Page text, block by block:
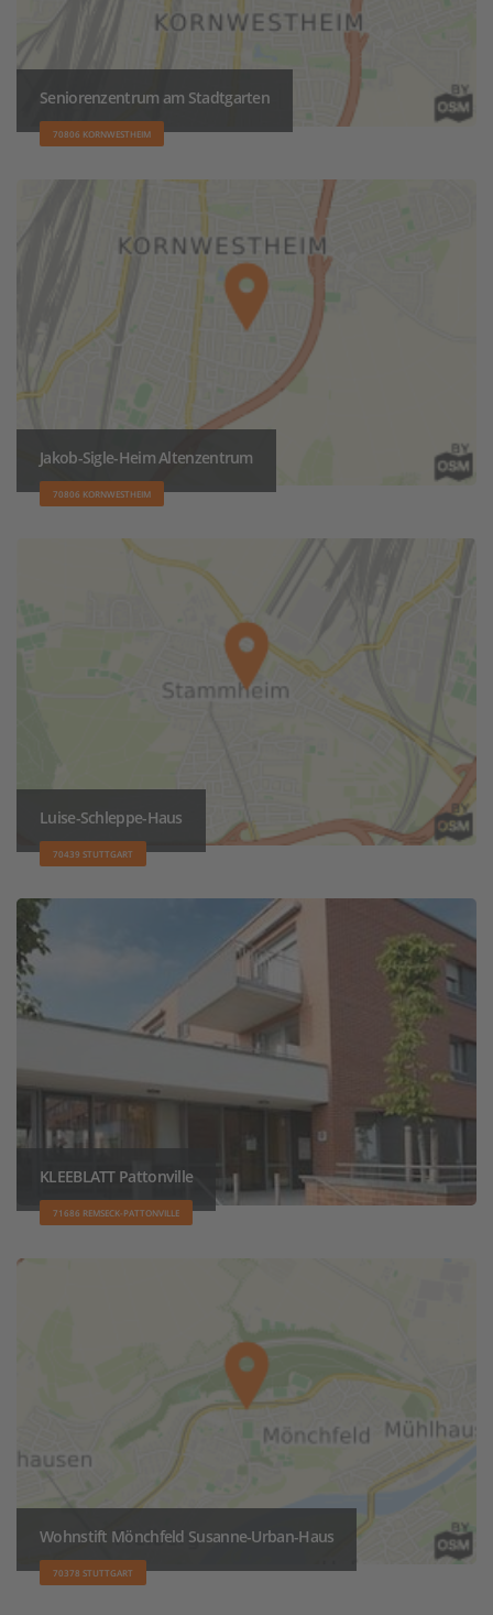
Seniorenzentrum am Stadtgarten
70806 KORNWESTHEIM
Jakob-Sigle-Heim Altenzentrum
70806 KORNWESTHEIM
Luise-Schleppe-Haus
70439 STUTTGART
KLEEBLATT Pattonville
71686 REMSECK-PATTONVILLE
Wohnstift Mönchfeld Susanne-Urban-Haus
70378 STUTTGART